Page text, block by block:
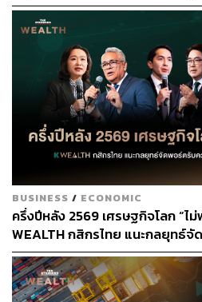
ในช่วง 1 เดือนที่ผ่านมา ราคาหุ้น
1.61%MoM สู่ระดับ 63.00 บาท
1.14%MoM อยู่ที่ระดับ 1,603.88
แนวโน้มผลประกอบการปี
ด้วยยอดขาย (SSS) ที่มีอัตราการ
(ตัวเลขหลักเดียวระดับสูง YoY ส
หลักเดียวระดับสูง YoY สำหรับธุรกิ
เดียวระดับต่ำ YoY สำหรับธุรกิจ
InnovestX Research คาดว่ากำไ
จากยอดขายที่ดีขึ้นทั้งจากธุรกิจ
QoQ จากปัจจัยฤดูกาล
BUSINESS / ECONOMIC
ครึ่งปีหลัง 2569 เศรษฐกิจโลก “ไ
WEALTH กสิกรไทย แนะกลยุทธ์
เปลี่ยนแปลงกติกาใหม่ของโลก